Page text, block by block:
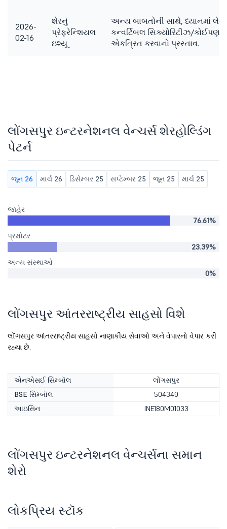
2026-
02-16
શેરનું
પ્રેફરેન્શિયલ
ઇશ્યૂ
અન્ય બાબતોની સાથે, ધ્યાનમાં લેવા
કન્વર્ટિબલ સિક્યોરિટીઝ/કોઈપણ
એકત્રિત કરવાનો પ્રસ્તાવ.
લોંગસપુર ઇન્ટરનેશનલ વેન્ચર્સ શેરહોલ્ડિંગ
પેટર્ન
જૂન 26 માર્ચ 26 ડિસેમ્બર 25 સપ્ટેમ્બર 25 જૂન 25 માર્ચ 25
જાહેર
76.61%
પ્રમોટર
23.39%
અન્ય સંસ્થાઓ
0%
લોંગસપુર આંતરરાષ્ટ્રીય સાહસો વિશે
લોંગસપુર આંતરરાષ્ટ્રીય સાહસો નાણાકીય સેવાઓ અને વેપારનો વેપાર કરી
રહ્યા છે.
એનએસઈ સિમ્બૉલ
લોંગસપુર
BSE સિમ્બૉલ
504340
આઇસિન
INE180M01033
લોંગસપુર ઇન્ટરનેશનલ વેન્ચર્સના સમાન
શેરો
લોકપ્રિય સ્ટૉક